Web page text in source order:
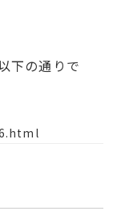
下の通りで